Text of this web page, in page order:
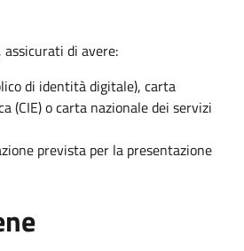
assicurati di avere:
di identità digitale), carta
(CIE) o carta nazionale dei servizi
prevista per la presentazione